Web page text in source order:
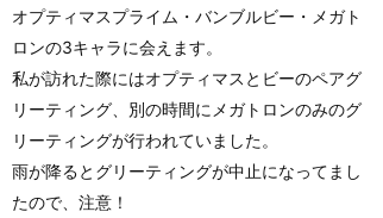
オプティマスプライム・バンブルビー・メガト
ロンの3キャラに会えます。
私が訪れた際にはオプティマスとビーのペアグ
リーティング、別の時間にメガトロンのみのグ
リーティングが行われていました。
雨が降るとグリーティングが中止になってまし
たので、注意！